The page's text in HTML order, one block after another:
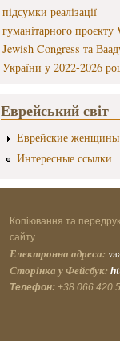
підсумки реалізації
гуманітарного проєкту
Jewish Congress та
України у 2022-2026
Еврейський світ
Еврейские женщины
Интересные ссылки
Копіювання та
сайту.
Електронна адреса:
Сторінка у Фейсбук:
Телефон: +38 066 420